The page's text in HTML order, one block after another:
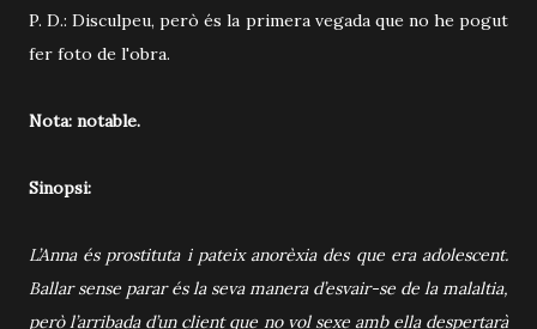
P. D.: Disculpeu, però és la primera vegada que no he pogut
fer foto de l'obra.
Nota: notable.
Sinopsi:
L’Anna és prostituta i pateix anorèxia des que era adolescent.
Ballar sense parar és la seva manera d’esvair-se de la malaltia,
però l’arribada d’un client que no vol sexe amb ella despertarà